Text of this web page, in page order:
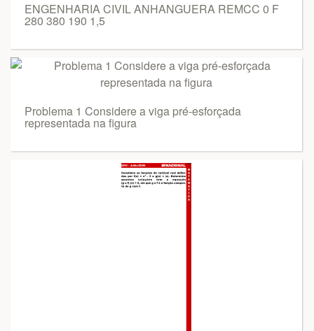
ENGENHARIA CIVIL ANHANGUERA REMCC 0 F
280 380 190 1,5
Problema 1 Considere a viga pré-esforçada
representada na figura